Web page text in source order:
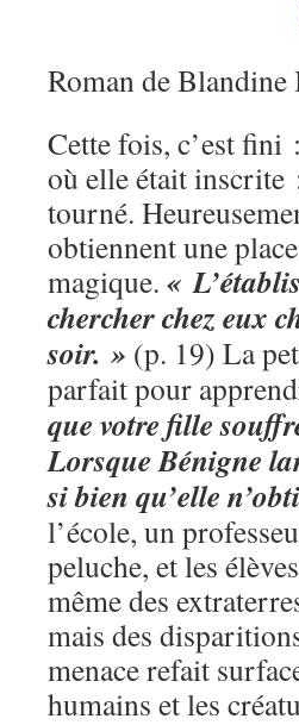
Roman de
Cette fois, c’est fini
où elle était inscrite
tourné.
obtiennent une
magique. «
chercher chez eux
soir. » (p. 19) La
parfait pour
que votre fille
Lorsque Bénigne
si bien qu’elle
l’école, un
peluche, et les
même des
mais des
menace refait
humains et les